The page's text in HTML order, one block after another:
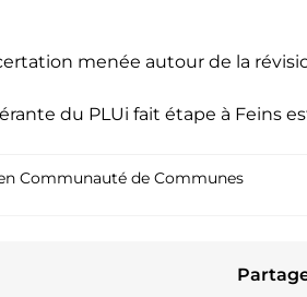
menée autour de la
du PLUi fait étape à Feins
Communauté de Communes